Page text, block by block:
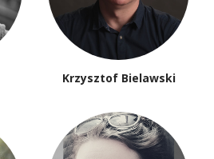
Krzysztof Bielawski